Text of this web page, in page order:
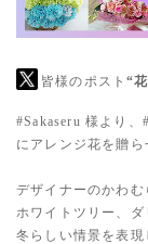
皆様のポスト“
#Sakaseru 様より、
にアレンジ花を贈ら
デザイナーのかわ
ホワイトツリー、
冬らしい情景を表